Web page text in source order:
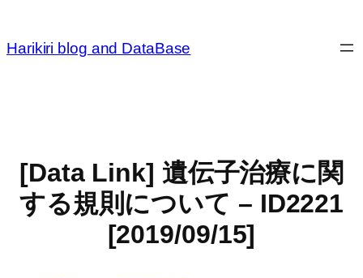
を
Harikiri blog and DataBase
[Data Link] 遺伝子治療に関
する規則について – ID2221
[2019/09/15]